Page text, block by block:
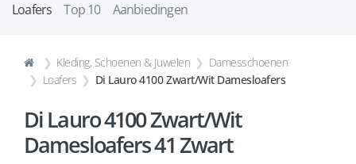
Loafers Top 10 Aanbiedingen
Kleding, Schoenen & Juwelen
Damesschoenen
Loafers
Di Lauro 4100 Zwart/Wit Damesloafers
Di Lauro 4100 Zwart/Wit
Damesloafers 41 Zwart